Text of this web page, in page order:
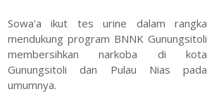
Sowa'a ikut tes urine dalam rangka
mendukung program BNNK Gunungsitoli
membersihkan narkoba di kota
Gunungsitoli dan Pulau Nias pada
umumnya.